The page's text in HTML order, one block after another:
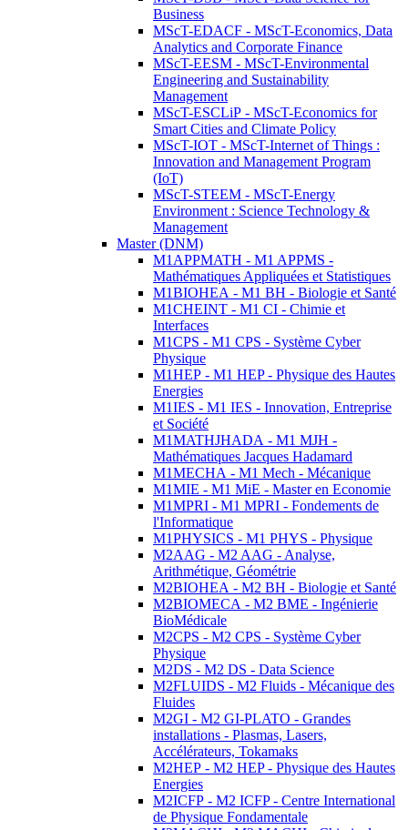
Business
MScT-EDACF - MScT-Economics, Data
Analytics and Corporate Finance
MScT-EESM - MScT-Environmental
Engineering and Sustainability
Management
MScT-ESCLiP - MScT-Economics for
Smart Cities and Climate Policy
MScT-IOT - MScT-Internet of Things :
Innovation and Management Program
(IoT)
MScT-STEEM - MScT-Energy
Environment : Science Technology &
Management
Master (DNM)
M1APPMATH - M1 APPMS -
Mathématiques Appliquées et Statistiques
M1BIOHEA - M1 BH - Biologie et Santé
M1CHEINT - M1 CI - Chimie et
Interfaces
M1CPS - M1 CPS - Système Cyber
Physique
M1HEP - M1 HEP - Physique des Hautes
Energies
M1IES - M1 IES - Innovation, Entreprise
et Société
M1MATHJHADA - M1 MJH -
Mathématiques Jacques Hadamard
M1MECHA - M1 Mech - Mécanique
M1MIE - M1 MiE - Master en Economie
M1MPRI - M1 MPRI - Fondements de
l'Informatique
M1PHYSICS - M1 PHYS - Physique
M2AAG - M2 AAG - Analyse,
Arithmétique, Géométrie
M2BIOHEA - M2 BH - Biologie et Santé
M2BIOMECA - M2 BME - Ingénierie
BioMédicale
M2CPS - M2 CPS - Système Cyber
Physique
M2DS - M2 DS - Data Science
M2FLUIDS - M2 Fluids - Mécanique des
Fluides
M2GI - M2 GI-PLATO - Grandes
installations - Plasmas, Lasers,
Accélérateurs, Tokamaks
M2HEP - M2 HEP - Physique des Hautes
Energies
M2ICFP - M2 ICFP - Centre International
de Physique Fondamentale